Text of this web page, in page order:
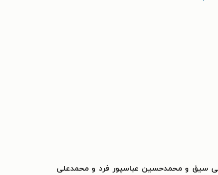
سیق و محمدحسین عباسپور فرد و محمدعلی